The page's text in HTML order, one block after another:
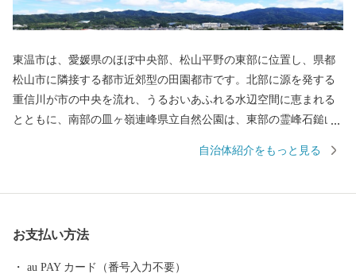
東温市は、愛媛県のほぼ中央部、松山平野の東部に位置し、県都
松山市に隣接する都市近郊型の田園都市です。北部に源を発する
重信川が市の中央を流れ、うるおいあふれる水辺空間に恵まれる
とともに、南部の皿ヶ嶺連峰県立自然公園は、東部の霊峰石鎚山
す。また、常設のミュージカル劇場ではプロのミュージカル俳優
ります。
自治体紹介をもっと見る
お支払い方法
au PAY カード（番号入力不要）